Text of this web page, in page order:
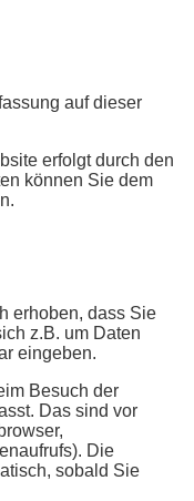
auf dieser
erfolgt durch den
können Sie dem
erhoben, dass Sie
z.B. um Daten
eingeben.
Besuch der
Das sind vor
Die
sobald Sie